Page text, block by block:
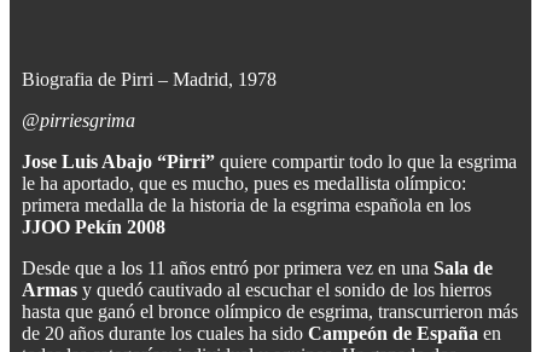
Biografia de Pirri – Madrid, 1978
@pirriesgrima
Jose Luis Abajo “Pirri” quiere compartir todo lo que la esgrima
le ha aportado, que es mucho, pues es medallista olímpico:
primera medalla de la historia de la esgrima española en los
JJOO Pekín 2008
Desde que a los 11 años entró por primera vez en una Sala de
Armas y quedó cautivado al escuchar el sonido de los hierros
hasta que ganó el bronce olímpico de esgrima, transcurrieron más
de 20 años durante los cuales ha sido Campeón de España en